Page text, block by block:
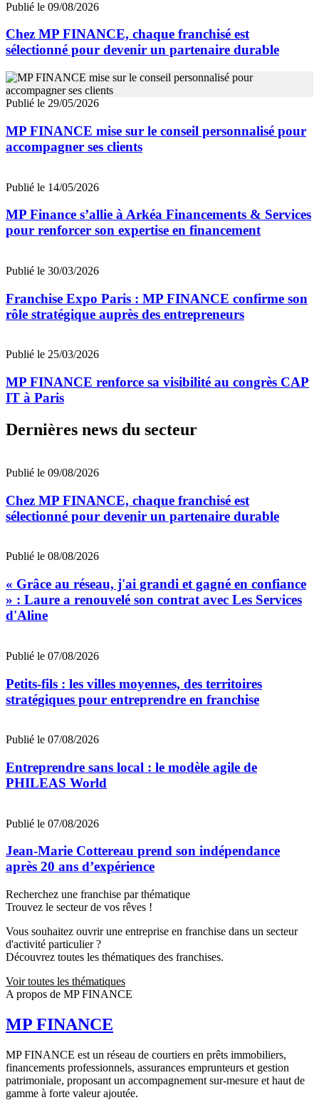
Publié le 09/08/2026
Chez MP FINANCE, chaque franchisé est
sélectionné pour devenir un partenaire durable
Publié le 29/05/2026
MP FINANCE mise sur le conseil personnalisé pour
accompagner ses clients
Publié le 14/05/2026
MP Finance s’allie à Arkéa Financements & Services
pour renforcer son expertise en financement
Publié le 30/03/2026
Franchise Expo Paris : MP FINANCE confirme son
rôle stratégique auprès des entrepreneurs
Publié le 25/03/2026
MP FINANCE renforce sa visibilité au congrès CAP
IT à Paris
Dernières news du secteur
Publié le 09/08/2026
Chez MP FINANCE, chaque franchisé est
sélectionné pour devenir un partenaire durable
Publié le 08/08/2026
« Grâce au réseau, j'ai grandi et gagné en confiance
» : Laure a renouvelé son contrat avec Les Services
d'Aline
Publié le 07/08/2026
Petits-fils : les villes moyennes, des territoires
stratégiques pour entreprendre en franchise
Publié le 07/08/2026
Entreprendre sans local : le modèle agile de
PHILEAS World
Publié le 07/08/2026
Jean‑Marie Cottereau prend son indépendance
après 20 ans d’expérience
Recherchez une franchise par thématique
Trouvez le secteur de vos rêves !
Vous souhaitez ouvrir une entreprise en franchise dans un secteur
d'activité particulier ?
Découvrez toutes les thématiques des franchises.
Voir toutes les thématiques
A propos de MP FINANCE
MP FINANCE
MP FINANCE est un réseau de courtiers en prêts immobiliers,
financements professionnels, assurances emprunteurs et gestion
patrimoniale, proposant un accompagnement sur-mesure et haut de
gamme à forte valeur ajoutée.